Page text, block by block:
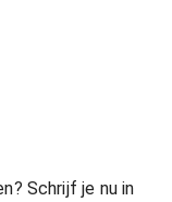
Schrijf je nu in